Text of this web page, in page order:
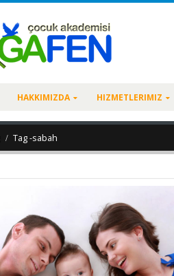
HAKKIMIZDA HIZMETLERIMIZ
Tag -sabah